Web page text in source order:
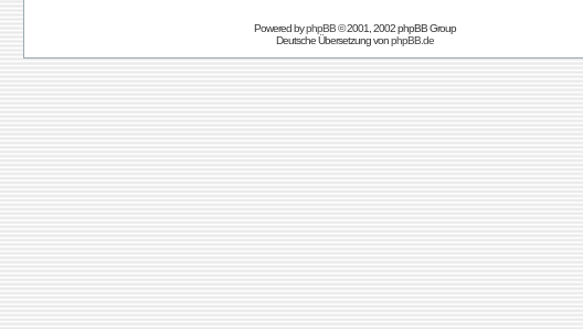
Powered byphpBB© 2001, 2002 phpBB Group
Deutsche Übersetzung vonphpBB.de